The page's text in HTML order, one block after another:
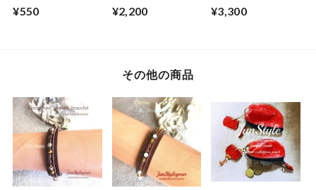
（20g）
¥550 ¥2,200
種セット(ホワイト
¥3,300
その他の商品